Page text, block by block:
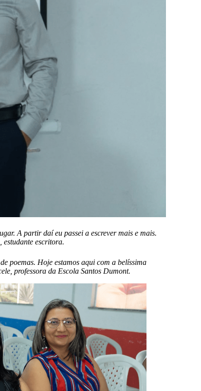
A partir daí eu passei a escrever mais e mais.
estudante escritora.
poemas. Hoje estamos aqui com a belíssima
professora da Escola Santos Dumont.